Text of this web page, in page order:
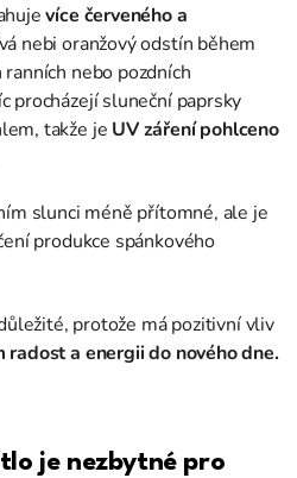
více červeného a
nebi oranžový odstín během
nebo pozdních
procházejí sluneční paprsky
takže je UV záření pohlceno
slunci méně přítomné, ale je
produkce spánkového
protože má pozitivní vliv
radost a energii do nového dne.
je nezbytné pro